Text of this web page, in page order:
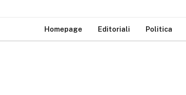
Homepage Editoriali Politica